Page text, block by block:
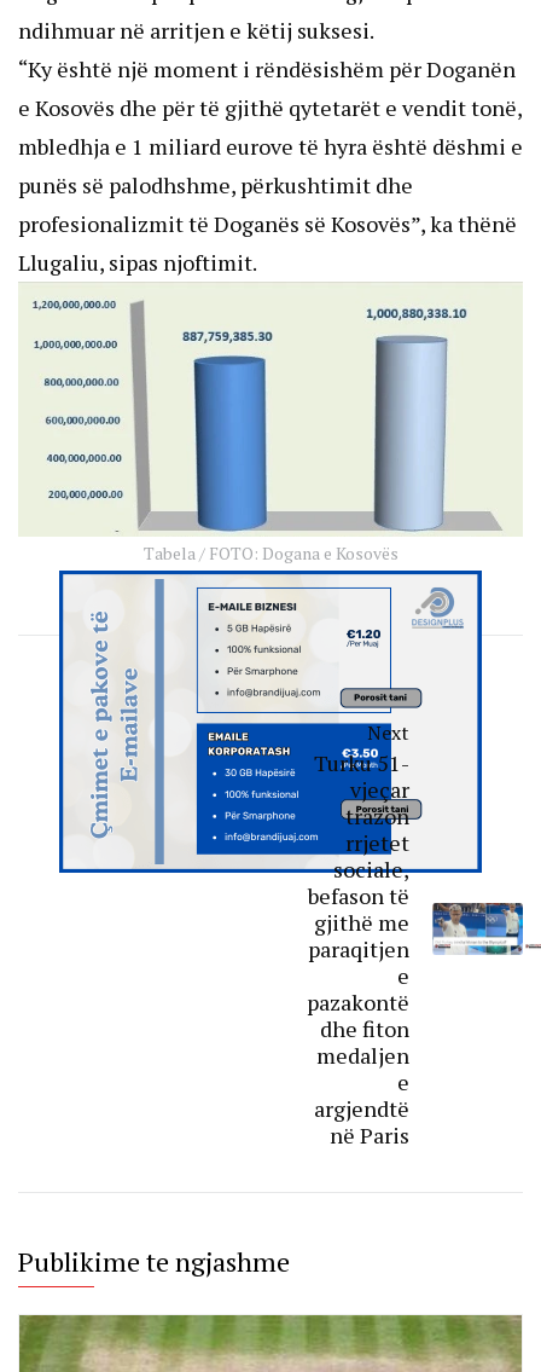
ndihmuar në arritjen e këtij suksesi.
“Ky është një moment i rëndësishëm për Doganën
e Kosovës dhe për të gjithë qytetarët e vendit tonë,
mbledhja e 1 miliard eurove të hyra është dëshmi e
punës së palodhshme, përkushtimit dhe
profesionalizmit të Doganës së Kosovës”, ka thënë
Llugaliu, sipas njoftimit.
Tabela / FOTO: Dogana e Kosovës
Next
Turku 51-
vjeçar
trazon
rrjetet
sociale,
befason të
gjithë me
paraqitjen
e
pazakontë
dhe fiton
medaljen
e
argjendtë
në Paris
Publikime te ngjashme